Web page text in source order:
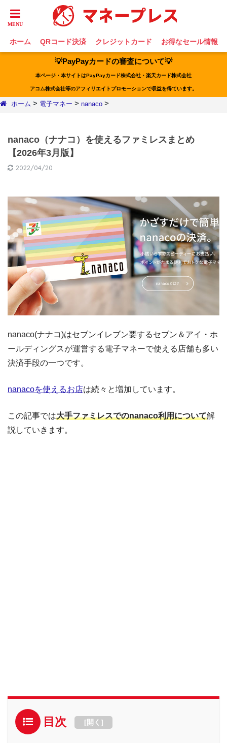
ホーム QRコード決済 クレジットカード お得なセール情報
💡PayPayカードの審査について💡
本ページ・本サイトはPayPayカード株式会社・楽天カード株式会社
アコム株式会社等のアフィリエイトプロモーションで収益を得ています。
ホーム > 電子マネー > nanaco >
nanaco（ナナコ）を使えるファミレスまとめ
【2026年3月版】
2022/04/20
nanaco(ナナコ)はセブンイレブン要するセブン＆アイ・ホ
ールディングスが運営する電子マネーで使える店舗も多い
決済手段の一つです。
nanacoを使えるお店は続々と増加しています。
この記事では大手ファミレスでのnanaco利用について解
説していきます。
目次 [開く ]